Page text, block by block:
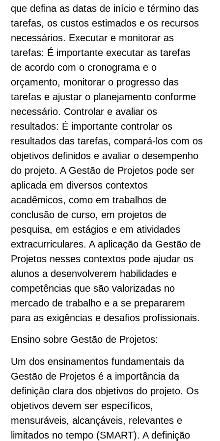
que defina as datas de início e término das
tarefas, os custos estimados e os recursos
necessários. Executar e monitorar as
tarefas: É importante executar as tarefas
de acordo com o cronograma e o
orçamento, monitorar o progresso das
tarefas e ajustar o planejamento conforme
necessário. Controlar e avaliar os
resultados: É importante controlar os
resultados das tarefas, compará-los com os
objetivos definidos e avaliar o desempenho
do projeto. A Gestão de Projetos pode ser
aplicada em diversos contextos
acadêmicos, como em trabalhos de
conclusão de curso, em projetos de
pesquisa, em estágios e em atividades
extracurriculares. A aplicação da Gestão de
Projetos nesses contextos pode ajudar os
alunos a desenvolverem habilidades e
competências que são valorizadas no
mercado de trabalho e a se prepararem
para as exigências e desafios profissionais.
Ensino sobre Gestão de Projetos:
Um dos ensinamentos fundamentais da
Gestão de Projetos é a importância da
definição clara dos objetivos do projeto. Os
objetivos devem ser específicos,
mensuráveis, alcançáveis, relevantes e
limitados no tempo (SMART). A definição